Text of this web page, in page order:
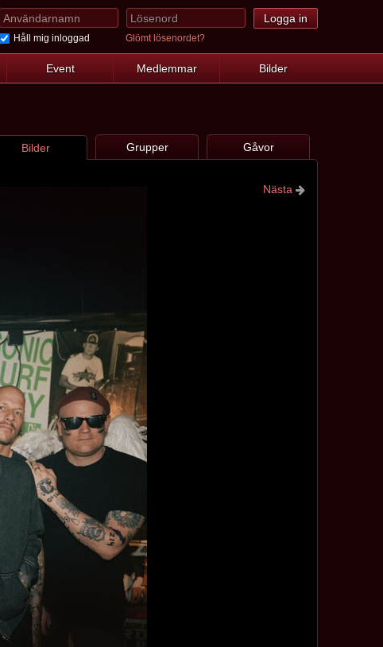
Håll mig inloggad Glömt lösenordet?
Event Medlemmar Bilder
Bilder Grupper Gåvor
Nästa